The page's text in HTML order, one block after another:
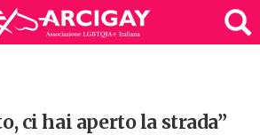
ci hai aperto la strada”